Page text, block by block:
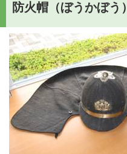
防火帽（ぼうかぼう）